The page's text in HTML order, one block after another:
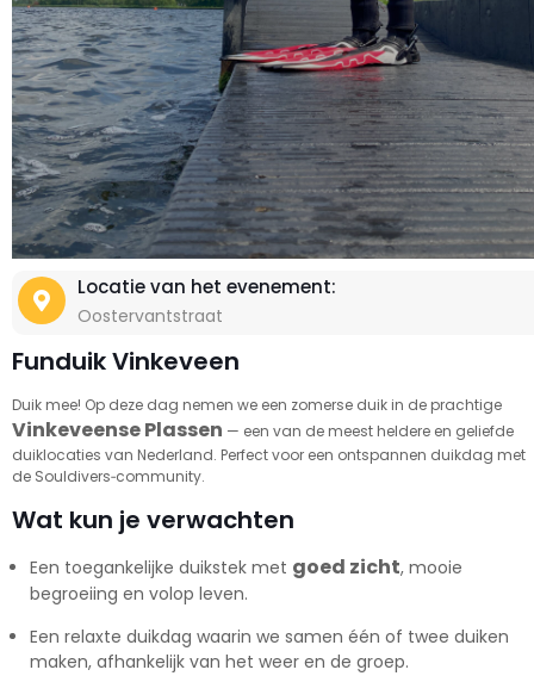
Locatie van het evenement:
Oostervantstraat
Funduik Vinkeveen
Duik mee! Op deze dag nemen we een zomerse duik in de prachtige
Vinkeveense Plassen — een van de meest heldere en geliefde
duiklocaties van Nederland. Perfect voor een ontspannen duikdag met
de Souldivers‑community.
Wat kun je verwachten
Een toegankelijke duikstek met goed zicht, mooie
begroeiing en volop leven.
Een relaxte duikdag waarin we samen één of twee duiken
maken, afhankelijk van het weer en de groep.